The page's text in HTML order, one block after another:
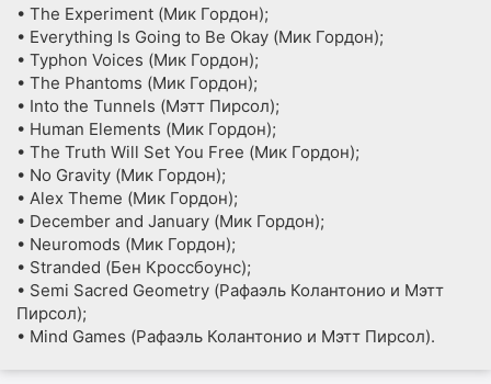
• The Experiment (Мик Гордон);
• Everything Is Going to Be Okay (Мик Гордон);
• Typhon Voices (Мик Гордон);
• The Phantoms (Мик Гордон);
• Into the Tunnels (Мэтт Пирсол);
• Human Elements (Мик Гордон);
• The Truth Will Set You Free (Мик Гордон);
• No Gravity (Мик Гордон);
• Alex Theme (Мик Гордон);
• December and January (Мик Гордон);
• Neuromods (Мик Гордон);
• Stranded (Бен Кроссбоунс);
• Semi Sacred Geometry (Рафаэль Колантонио и Мэтт
Пирсол);
• Mind Games (Рафаэль Колантонио и Мэтт Пирсол).